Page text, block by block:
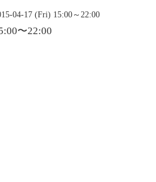
04-17 (Fri) 15:00～22:00
〜22:00